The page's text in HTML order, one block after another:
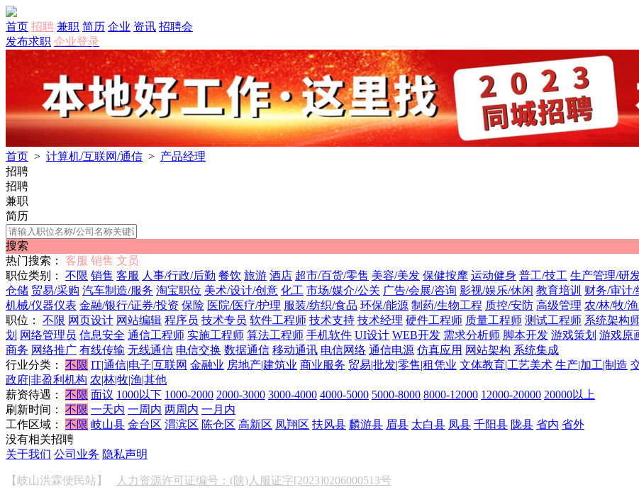
首页 招聘 兼职 简历 企业 资讯 招聘会
发布求职 企业登录
首页 > 计算机/互联网/通信 > 产品经理
招聘
招聘
兼职
简历
搜索
热门搜索：
客服 销售 文员
职位类别：
不限 销售 客服 人事/行政/后勤 餐饮 旅游 酒店 超市/百货/零售 美容/美发 保健按摩 运动健身 普工/技工 生产管理/研
仓储 贸易/采购 汽车制造/服务 淘宝职位 美术/设计/创意 化工 市场/媒介/公关 广告/会展/咨询 影视/娱乐/休闲 教育培训 财务/审计/
机械/仪器仪表 金融/银行/证券/投资 保险 医院/医疗/护理 服装/纺织/食品 环保/能源 制药/生物工程 质控/安防 高级管理 农/林/牧/
职位：
不限 网页设计 网站编辑 程序员 技术专员 软件工程师 技术支持 技术经理 硬件工程师 质量工程师 测试工程师 系统架构
划 网络管理员 信息安全 通信工程师 实施工程师 算法工程师 手机软件 UI设计 WEB开发 需求分析师 脚本开发 游戏策划 游戏原
商务 网络推广 有线传输 无线通信 电信交换 数据通信 移动通讯 电信网络 通信电源 仿真应用 网站架构 系统集成
行业分类：
不限 IT|通信|电子|互联网 金融业 房地产|建筑业 商业服务 贸易|批发|零售|租凭业 文体教育|工艺美术 生产|加工|制造
政府|非盈利机构 农|林|牧|渔|其他
薪资待遇：
不限 面议 1000以下 1000-2000 2000-3000 3000-4000 4000-5000 5000-8000 8000-12000 12000-20000 20000以上
刷新时间：
不限 一天内 一周内 两周内 一月内
工作区域：
不限 岐山县 金台区 渭滨区 陈仓区 高新区 凤翔区 扶风县 麟游县 眉县 太白县 凤县 千阳县 陇县 省内 省外
没有相关招聘
关于我们 公司业务 隐私声明
【岐山洪霖便民站】 人力资源许可证编号：(陕)人服证字[2023]0206000513号